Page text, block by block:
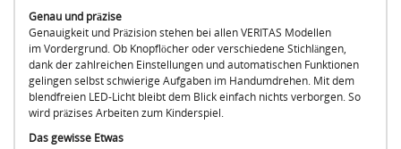
Genau und präzise
Genauigkeit und Präzision stehen bei allen VERITAS Modellen
im Vordergrund. Ob Knopflöcher oder verschiedene Stichlängen,
dank der zahlreichen Einstellungen und automatischen Funktionen
gelingen selbst schwierige Aufgaben im Handumdrehen. Mit dem
blendfreien LED-Licht bleibt dem Blick einfach nichts verborgen. So
wird präzises Arbeiten zum Kinderspiel.
Das gewisse Etwas